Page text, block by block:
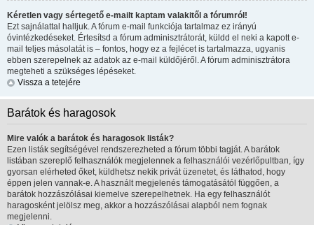
Kéretlen vagy sértegető e-mailt kaptam valakitől a fórumról!
Ezt sajnálattal halljuk. A fórum e-mail funkciója tartalmaz ez irányú
óvintézkedéseket. Értesítsd a fórum adminisztrátorát, küldd el neki a kapott e-
mail teljes másolatát is – fontos, hogy ez a fejlécet is tartalmazza, ugyanis
ebben szerepelnek az adatok az e-mail küldőjéről. A fórum adminisztrátora
megteheti a szükséges lépéseket.
Vissza a tetejére
Barátok és haragosok
Mire valók a barátok és haragosok listák?
Ezen listák segítségével rendszerezheted a fórum többi tagját. A barátok
listában szereplő felhasználók megjelennek a felhasználói vezérlőpultban, így
gyorsan elérheted őket, küldhetsz nekik privát üzenetet, és láthatod, hogy
éppen jelen vannak-e. A használt megjelenés támogatásától függően, a
barátok hozzászólásai kiemelve szerepelhetnek. Ha egy felhasználót
haragosként jelölsz meg, akkor a hozzászólásai alapból nem fognak
megjelenni.